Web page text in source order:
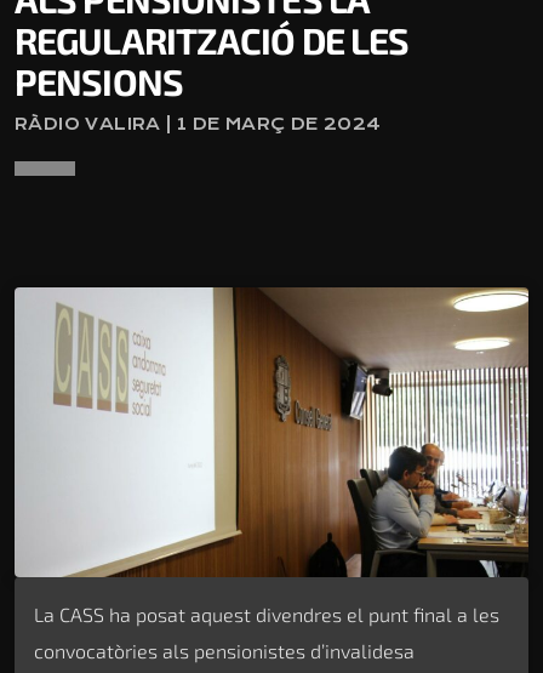
REGULARITZACIÓ DE LES
PENSIONS
RÀDIO VALIRA | 1 DE MARÇ DE 2024
La CASS ha posat aquest divendres el punt final a les
convocatòries als pensionistes d’invalidesa